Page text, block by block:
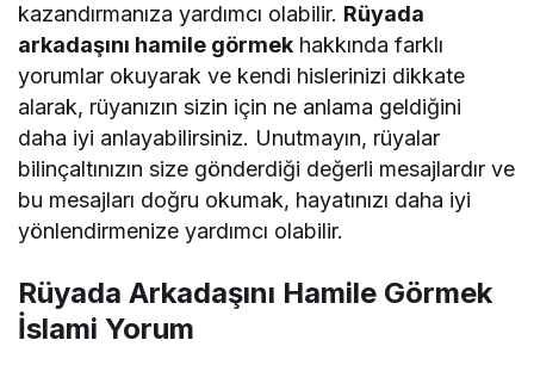
kazandırmanıza yardımcı olabilir. Rüyada
arkadaşını hamile görmek hakkında farklı
yorumlar okuyarak ve kendi hislerinizi dikkate
alarak, rüyanızın sizin için ne anlama geldiğini
daha iyi anlayabilirsiniz. Unutmayın, rüyalar
bilinçaltınızın size gönderdiği değerli mesajlardır ve
bu mesajları doğru okumak, hayatınızı daha iyi
yönlendirmenize yardımcı olabilir.
Rüyada Arkadaşını Hamile Görmek
İslami Yorum